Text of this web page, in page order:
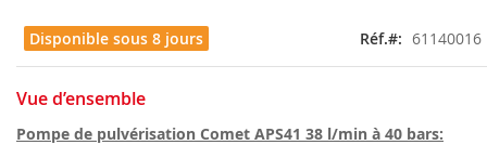
Disponible sous 8 jours Réf. 61140016
Vue d’ensemble
Pompe de pulvérisation Comet APS41 38 l/min à 40 bars: